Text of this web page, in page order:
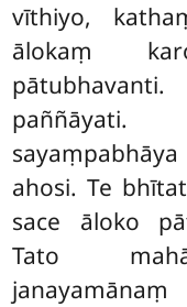
vīthiyo,
ālokaṃ
ahosi. Te
sace āloko
Tato